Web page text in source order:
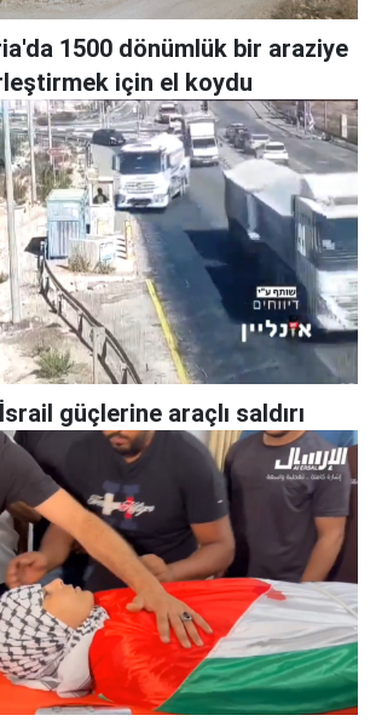
1500 dönümlük bir araziye
için el koydu
güçlerine araçlı saldırı